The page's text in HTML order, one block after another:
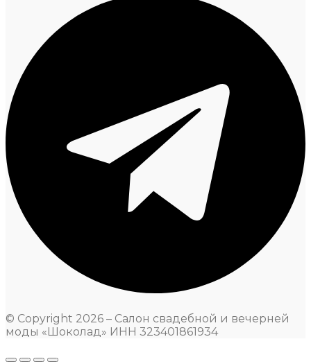
© Copyright 2026 – Салон свадебной и вечерней
моды «Шоколад» ИНН 323401861934